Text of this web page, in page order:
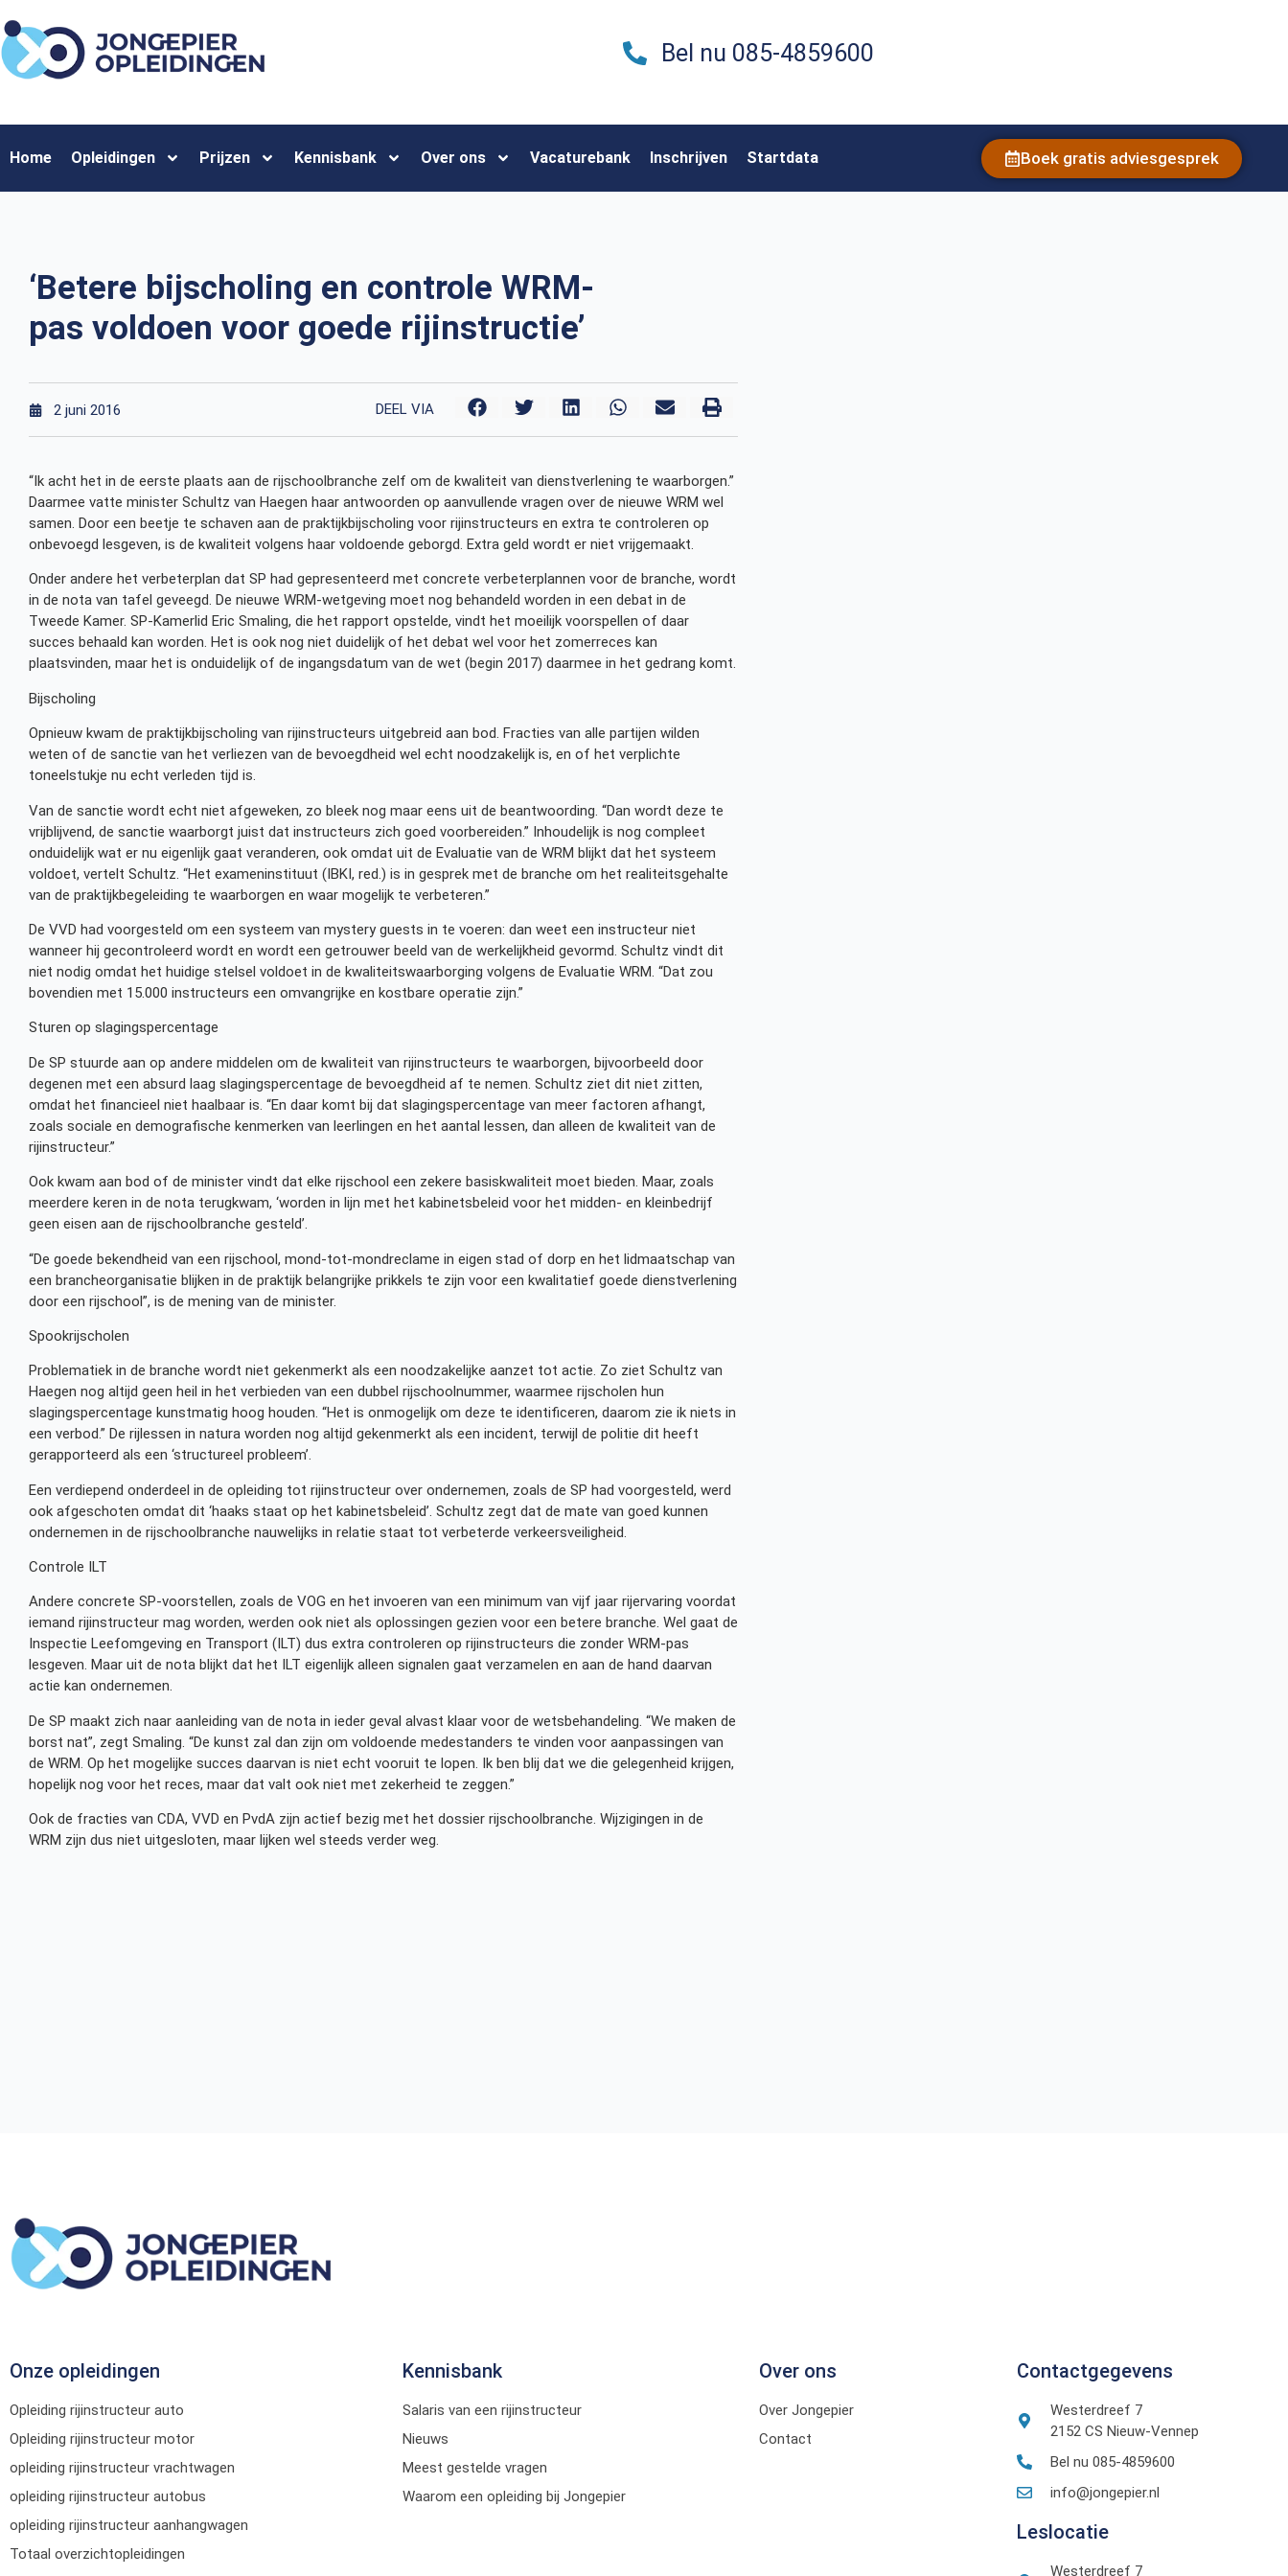
Bel nu 085-4859600
Home Opleidingen Prijzen Kennisbank Over ons Vacaturebank Inschrijven Startdata Boek gratis adviesgesprek
‘Betere bijscholing en controle WRM-
pas voldoen voor goede rijinstructie’
2 juni 2016 DEEL VIA
“Ik acht het in de eerste plaats aan de rijschoolbranche zelf om de kwaliteit van dienstverlening te waarborgen.”
Daarmee vatte minister Schultz van Haegen haar antwoorden op aanvullende vragen over de nieuwe WRM wel
samen. Door een beetje te schaven aan de praktijkbijscholing voor rijinstructeurs en extra te controleren op
onbevoegd lesgeven, is de kwaliteit volgens haar voldoende geborgd. Extra geld wordt er niet vrijgemaakt.
Onder andere het verbeterplan dat SP had gepresenteerd met concrete verbeterplannen voor de branche, wordt
in de nota van tafel geveegd. De nieuwe WRM-wetgeving moet nog behandeld worden in een debat in de
Tweede Kamer. SP-Kamerlid Eric Smaling, die het rapport opstelde, vindt het moeilijk voorspellen of daar
succes behaald kan worden. Het is ook nog niet duidelijk of het debat wel voor het zomerreces kan
plaatsvinden, maar het is onduidelijk of de ingangsdatum van de wet (begin 2017) daarmee in het gedrang komt.
Bijscholing
Opnieuw kwam de praktijkbijscholing van rijinstructeurs uitgebreid aan bod. Fracties van alle partijen wilden
weten of de sanctie van het verliezen van de bevoegdheid wel echt noodzakelijk is, en of het verplichte
toneelstukje nu echt verleden tijd is.
Van de sanctie wordt echt niet afgeweken, zo bleek nog maar eens uit de beantwoording. “Dan wordt deze te
vrijblijvend, de sanctie waarborgt juist dat instructeurs zich goed voorbereiden.” Inhoudelijk is nog compleet
onduidelijk wat er nu eigenlijk gaat veranderen, ook omdat uit de Evaluatie van de WRM blijkt dat het systeem
voldoet, vertelt Schultz. “Het exameninstituut (IBKI, red.) is in gesprek met de branche om het realiteitsgehalte
van de praktijkbegeleiding te waarborgen en waar mogelijk te verbeteren.”
De VVD had voorgesteld om een systeem van mystery guests in te voeren: dan weet een instructeur niet
wanneer hij gecontroleerd wordt en wordt een getrouwer beeld van de werkelijkheid gevormd. Schultz vindt dit
niet nodig omdat het huidige stelsel voldoet in de kwaliteitswaarborging volgens de Evaluatie WRM. “Dat zou
bovendien met 15.000 instructeurs een omvangrijke en kostbare operatie zijn.”
Sturen op slagingspercentage
De SP stuurde aan op andere middelen om de kwaliteit van rijinstructeurs te waarborgen, bijvoorbeeld door
degenen met een absurd laag slagingspercentage de bevoegdheid af te nemen. Schultz ziet dit niet zitten,
omdat het financieel niet haalbaar is. “En daar komt bij dat slagingspercentage van meer factoren afhangt,
zoals sociale en demografische kenmerken van leerlingen en het aantal lessen, dan alleen de kwaliteit van de
rijinstructeur.”
Ook kwam aan bod of de minister vindt dat elke rijschool een zekere basiskwaliteit moet bieden. Maar, zoals
meerdere keren in de nota terugkwam, ‘worden in lijn met het kabinetsbeleid voor het midden- en kleinbedrijf
geen eisen aan de rijschoolbranche gesteld’.
“De goede bekendheid van een rijschool, mond-tot-mondreclame in eigen stad of dorp en het lidmaatschap van
een brancheorganisatie blijken in de praktijk belangrijke prikkels te zijn voor een kwalitatief goede dienstverlening
door een rijschool”, is de mening van de minister.
Spookrijscholen
Problematiek in de branche wordt niet gekenmerkt als een noodzakelijke aanzet tot actie. Zo ziet Schultz van
Haegen nog altijd geen heil in het verbieden van een dubbel rijschoolnummer, waarmee rijscholen hun
slagingspercentage kunstmatig hoog houden. “Het is onmogelijk om deze te identificeren, daarom zie ik niets in
een verbod.” De rijlessen in natura worden nog altijd gekenmerkt als een incident, terwijl de politie dit heeft
gerapporteerd als een ‘structureel probleem’.
Een verdiepend onderdeel in de opleiding tot rijinstructeur over ondernemen, zoals de SP had voorgesteld, werd
ook afgeschoten omdat dit ‘haaks staat op het kabinetsbeleid’. Schultz zegt dat de mate van goed kunnen
ondernemen in de rijschoolbranche nauwelijks in relatie staat tot verbeterde verkeersveiligheid.
Controle ILT
Andere concrete SP-voorstellen, zoals de VOG en het invoeren van een minimum van vijf jaar rijervaring voordat
iemand rijinstructeur mag worden, werden ook niet als oplossingen gezien voor een betere branche. Wel gaat de
Inspectie Leefomgeving en Transport (ILT) dus extra controleren op rijinstructeurs die zonder WRM-pas
lesgeven. Maar uit de nota blijkt dat het ILT eigenlijk alleen signalen gaat verzamelen en aan de hand daarvan
actie kan ondernemen.
De SP maakt zich naar aanleiding van de nota in ieder geval alvast klaar voor de wetsbehandeling. “We maken de
borst nat”, zegt Smaling. “De kunst zal dan zijn om voldoende medestanders te vinden voor aanpassingen van
de WRM. Op het mogelijke succes daarvan is niet echt vooruit te lopen. Ik ben blij dat we die gelegenheid krijgen,
hopelijk nog voor het reces, maar dat valt ook niet met zekerheid te zeggen.”
Ook de fracties van CDA, VVD en PvdA zijn actief bezig met het dossier rijschoolbranche. Wijzigingen in de
WRM zijn dus niet uitgesloten, maar lijken wel steeds verder weg.
Onze opleidingen
Opleiding rijinstructeur auto
Opleiding rijinstructeur motor
opleiding rijinstructeur vrachtwagen
opleiding rijinstructeur autobus
opleiding rijinstructeur aanhangwagen
Totaal overzichtopleidingen
Kennisbank
Salaris van een rijinstructeur
Nieuws
Meest gestelde vragen
Waarom een opleiding bij Jongepier
Over ons
Over Jongepier
Contact
Contactgegevens
Westerdreef 7
2152 CS Nieuw-Vennep
Bel nu 085-4859600
info@jongepier.nl
Leslocatie
Westerdreef 7